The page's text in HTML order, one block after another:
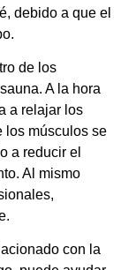
debido a que el
de los
A la hora
a relajar los
los músculos se
a reducir el
Al mismo
con la